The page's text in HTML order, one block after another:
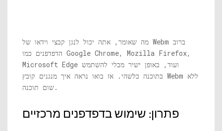
מה שאומר, אתה יכול לנגן קבצי וידאו של Webm ברוב
הדפדפנים כמו Google Chrome, Mozilla Firefox,
Microsoft Edge ועוד, באופן ישיר מבלי להשתמש
בתוכנה כלשהי. אז בואו נראה איך מנגנים קובץ Webm ללא
שום תוכנה.
פתרון: שימוש בדפדפנים מרכזיים